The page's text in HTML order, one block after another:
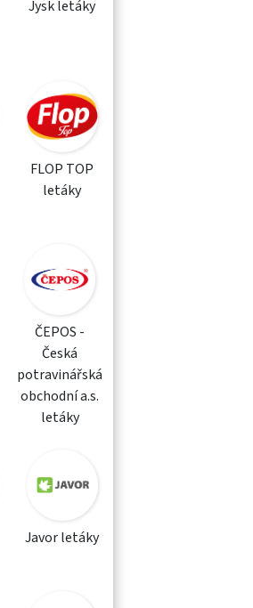
Jysk letáky
FLOP TOP
letáky
ČEPOS -
Česká
potravinářská
obchodní a.s.
letáky
Javor letáky